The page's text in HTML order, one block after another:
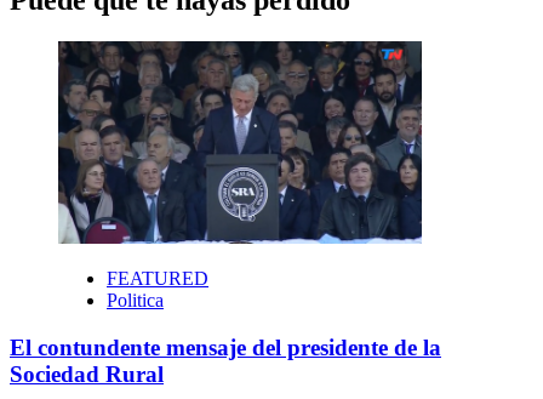
FEATURED
Politica
El contundente mensaje del presidente de la
Sociedad Rural